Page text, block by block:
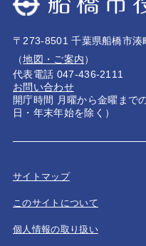
〒273-8501 千葉県船橋市
（地図・ご案内）
代表電話 047-436-2111
お問い合わせ
開庁時間 月曜から金曜まで
日・年末年始を除く）
サイトマップ
このサイトについて
個人情報の取り扱い